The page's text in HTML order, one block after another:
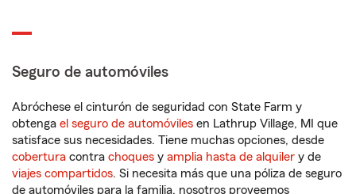
Seguro de automóviles
Abróchese el cinturón de seguridad con State Farm y
obtenga el seguro de automóviles en Lathrup Village, MI que
satisface sus necesidades. Tiene muchas opciones, desde
cobertura contra choques y amplia hasta de alquiler y de
viajes compartidos. Si necesita más que una póliza de seguro
de automóviles para la familia, nosotros proveemos